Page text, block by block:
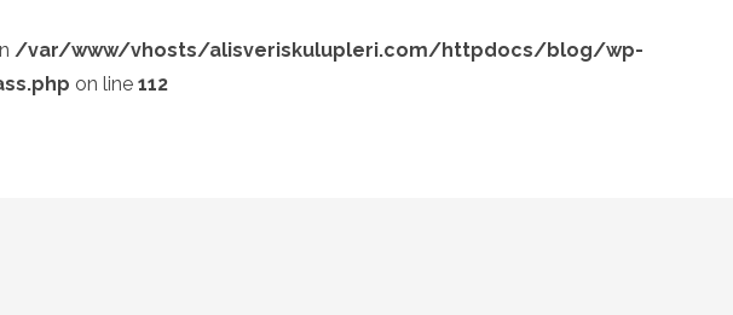
/var/www/vhosts/alisveriskulupleri.com/httpdocs/blog/wp-
on line 112